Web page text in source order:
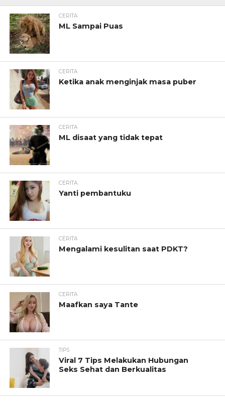
CERITA
ML Sampai Puas
CERITA
Ketika anak menginjak masa puber
CERITA
ML disaat yang tidak tepat
CERITA
Yanti pembantuku
CERITA
Mengalami kesulitan saat PDKT?
CERITA
Maafkan saya Tante
TIPS
Viral 7 Tips Melakukan Hubungan
Seks Sehat dan Berkualitas